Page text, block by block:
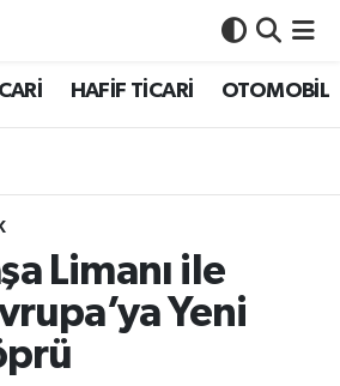
HAFİF TİCARİ OTOMOBİL
Limanı ile
Yeni